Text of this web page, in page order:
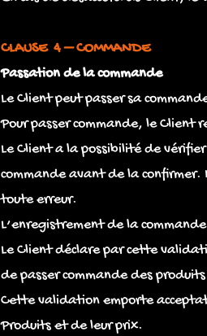
CLAUSE 4 – COMMANDE
Passation de la commande
Le Client peut passer sa
Pour passer commande, le Client
Le Client a la possibilité de
commande avant de la
toute erreur.
L’enregistrement de la
Le Client déclare par cette
de passer commande des
Cette validation emporte
Produits et de leur prix.